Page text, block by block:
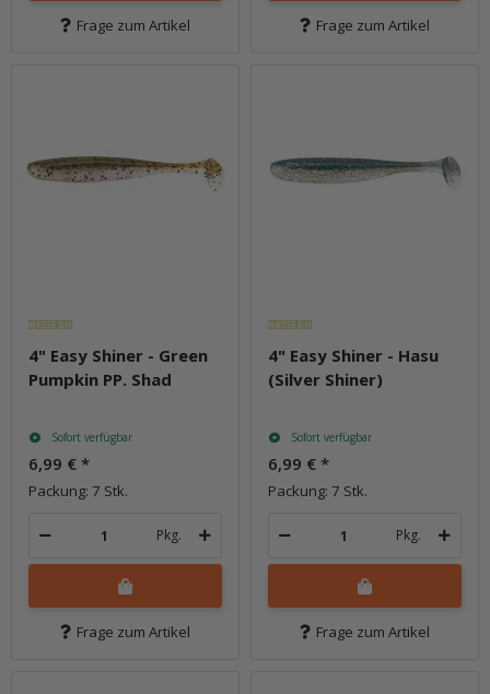
Frage zum Artikel Frage zum Artikel
4" Easy Shiner - Green
Pumpkin PP. Shad
Sofort verfügbar
6,99 € *
Packung: 7 Stk.
Pkg.
Frage zum Artikel
4" Easy Shiner - Hasu
(Silver Shiner)
Sofort verfügbar
6,99 € *
Packung: 7 Stk.
Pkg.
Frage zum Artikel